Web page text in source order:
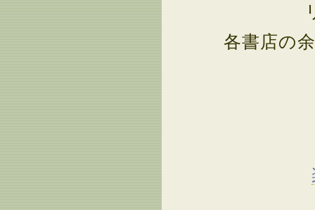
各書店の